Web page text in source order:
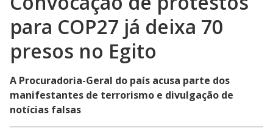
para COP27 já deixa 70
presos no Egito
A Procuradoria-Geral do país acusa parte dos
manifestantes de terrorismo e divulgação de
notícias falsas